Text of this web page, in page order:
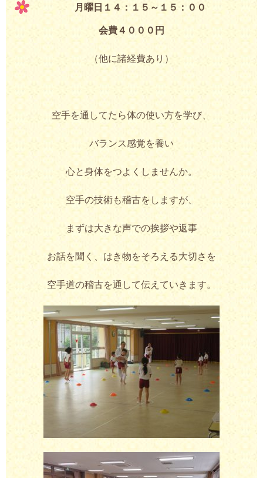
月曜日１４：１５～１５：００
会費４０００円
（他に諸経費あり）
空手を通してたら体の使い方を学び、
バランス感覚を養い
心と身体をつよくしませんか。
空手の技術も稽古をしますが、
まずは大きな声での挨拶や返事
お話を聞く、はき物をそろえる大切さを
空手道の稽古を通して伝えていきます。